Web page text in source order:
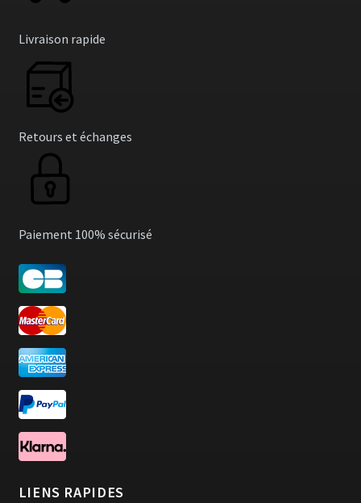
Livraison rapide
Retours et échanges
Paiement 100% sécurisé
LIENS RAPIDES